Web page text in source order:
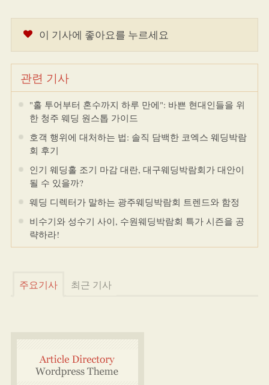
이 기사에 좋아요를 누르세요
관련 기사
"홀 투어부터 혼수까지 하루 만에": 바쁜 현대인들을 위
한 청주 웨딩 원스톱 가이드
호객 행위에 대처하는 법: 솔직 담백한 코엑스 웨딩박람
회 후기
인기 웨딩홀 조기 마감 대란, 대구웨딩박람회가 대안이
될 수 있을까?
웨딩 디렉터가 말하는 광주웨딩박람회 트렌드와 함정
비수기와 성수기 사이, 수원웨딩박람회 특가 시즌을 공
략하라!
주요기사 최근 기사